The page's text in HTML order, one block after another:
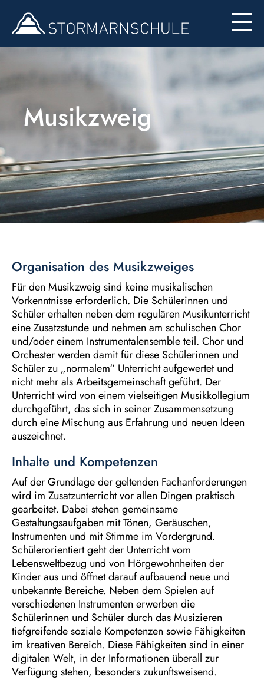
Formulare
Musikzweig
Organisation des Musikzweiges
Für den Musikzweig sind keine musikalischen
Vorkenntnisse erforderlich. Die Schülerinnen und
Schüler erhalten neben dem regulären Musikunterricht
eine Zusatzstunde und nehmen am schulischen Chor
und/oder einem Instrumentalensemble teil. Chor und
Orchester werden damit für diese Schülerinnen und
Schüler zu „normalem“ Unterricht aufgewertet und
nicht mehr als Arbeitsgemeinschaft geführt. Der
Unterricht wird von einem vielseitigen Musikkollegium
durchgeführt, das sich in seiner Zusammensetzung
durch eine Mischung aus Erfahrung und neuen Ideen
auszeichnet.
Inhalte und Kompetenzen
Auf der Grundlage der geltenden Fachanforderungen
wird im Zusatzunterricht vor allen Dingen praktisch
gearbeitet. Dabei stehen gemeinsame
Gestaltungsaufgaben mit Tönen, Geräuschen,
Instrumenten und mit Stimme im Vordergrund.
Schülerorientiert geht der Unterricht vom
Lebensweltbezug und von Hörgewohnheiten der
Kinder aus und öffnet darauf aufbauend neue und
unbekannte Bereiche. Neben dem Spielen auf
verschiedenen Instrumenten erwerben die
Schülerinnen und Schüler durch das Musizieren
tiefgreifende soziale Kompetenzen sowie Fähigkeiten
im kreativen Bereich. Diese Fähigkeiten sind in einer
digitalen Welt, in der Informationen überall zur
Verfügung stehen, besonders zukunftsweisend.